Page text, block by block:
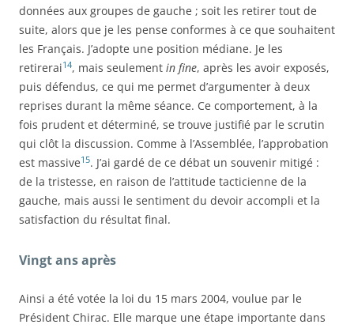
données aux groupes de gauche ; soit les retirer tout de
suite, alors que je les pense conformes à ce que souhaitent
les Français. J’adopte une position médiane. Je les
retirerai14, mais seulement in fine, après les avoir exposés,
puis défendus, ce qui me permet d’argumenter à deux
reprises durant la même séance. Ce comportement, à la
fois prudent et déterminé, se trouve justifié par le scrutin
qui clôt la discussion. Comme à l’Assemblée, l’approbation
est massive15. J’ai gardé de ce débat un souvenir mitigé :
de la tristesse, en raison de l’attitude tacticienne de la
gauche, mais aussi le sentiment du devoir accompli et la
satisfaction du résultat final.
Vingt ans après
Ainsi a été votée la loi du 15 mars 2004, voulue par le
Président Chirac. Elle marque une étape importante dans